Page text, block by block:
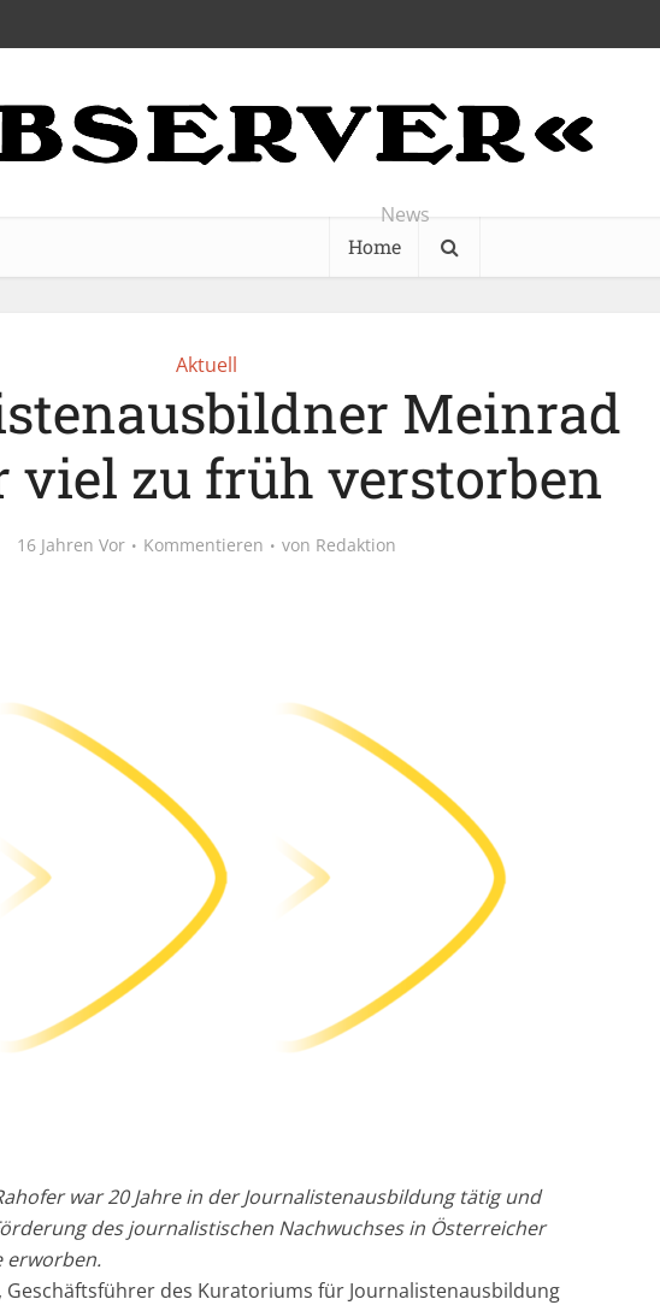
News
Home
Aktuell
Meinrad
viel zu früh verstorben
16 Jahren Vor Kommentieren von Redaktion
war 20 Jahre in der Journalistenausbildung tätig und
des journalistischen Nachwuchses in Österreicher
erworben.
Geschäftsführer des Kuratoriums für Journalistenausbildung